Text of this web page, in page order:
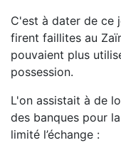
C'est à dater de ce
firent faillites au
pouvaient plus
possession.
L'on assistait à de
des banques pour
limité l’échange :